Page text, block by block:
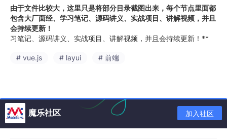
由于文件比较大，这里只是将部分目录截图出来，每个节点里面都
包含大厂面经、学习笔记、源码讲义、实战项目、讲解视频，并且
会持续更新！
习笔记、源码讲义、实战项目、讲解视频，并且会持续更新！**
# vue.js # layui # 前端
魔乐社区 加入社区